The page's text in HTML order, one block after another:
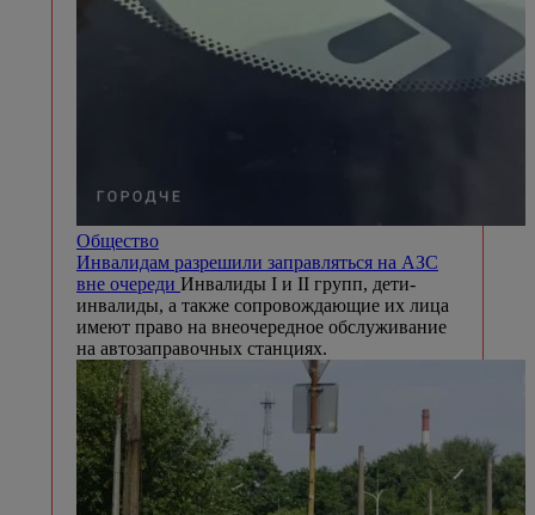
Общество
Инвалидам разрешили заправляться на АЗС
вне очереди Инвалиды I и II групп, дети-
инвалиды, а также сопровождающие их лица
имеют право на внеочередное обслуживание
на автозаправочных станциях.